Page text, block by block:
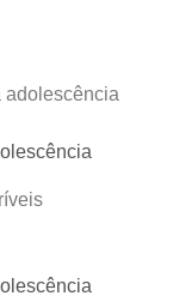
adolescência